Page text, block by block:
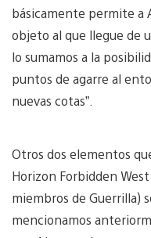
básicamente permite a
objeto al que llegue de
lo sumamos a la
puntos de agarre al
nuevas cotas”.
Otros dos elementos
Horizon Forbidden
miembros de Guerrilla)
mencionamos